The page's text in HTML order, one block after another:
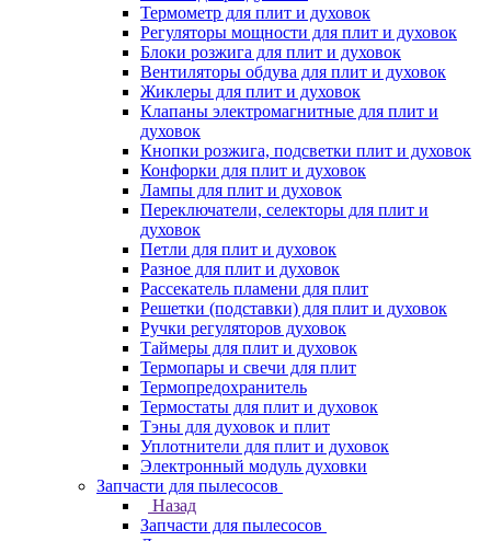
Термометр для плит и духовок
Регуляторы мощности для плит и духовок
Блоки розжига для плит и духовок
Вентиляторы обдува для плит и духовок
Жиклеры для плит и духовок
Клапаны электромагнитные для плит и
духовок
Кнопки розжига, подсветки плит и духовок
Конфорки для плит и духовок
Лампы для плит и духовок
Переключатели, селекторы для плит и
духовок
Петли для плит и духовок
Разное для плит и духовок
Рассекатель пламени для плит
Решетки (подставки) для плит и духовок
Ручки регуляторов духовок
Таймеры для плит и духовок
Термопары и свечи для плит
Термопредохранитель
Термостаты для плит и духовок
Тэны для духовок и плит
Уплотнители для плит и духовок
Электронный модуль духовки
Запчасти для пылесосов
Назад
Запчасти для пылесосов